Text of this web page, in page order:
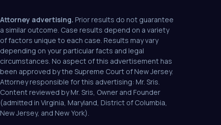
Attorney advertising. Prior results do not guarantee
a similar outcome. Case results depend on a variety
of factors unique to each case. Results may vary
depending on your particular facts and legal
circumstances. No aspect of this advertisement has
been approved by the Supreme Court of New Jersey.
Attorney responsible for this advertising: Mr. Sris.
Content reviewed by Mr. Sris, Owner and Founder
(admitted in Virginia, Maryland, District of Columbia,
New Jersey, and New York).